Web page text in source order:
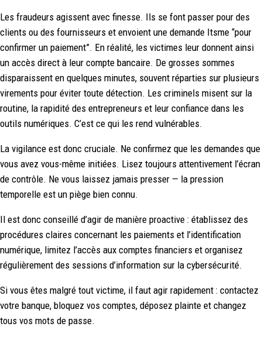
Les fraudeurs agissent avec finesse. Ils se font passer pour des
clients ou des fournisseurs et envoient une demande Itsme “pour
confirmer un paiement”. En réalité, les victimes leur donnent ainsi
un accès direct à leur compte bancaire. De grosses sommes
disparaissent en quelques minutes, souvent réparties sur plusieurs
virements pour éviter toute détection. Les criminels misent sur la
routine, la rapidité des entrepreneurs et leur confiance dans les
outils numériques. C’est ce qui les rend vulnérables.
La vigilance est donc cruciale. Ne confirmez que les demandes que
vous avez vous-même initiées. Lisez toujours attentivement l’écran
de contrôle. Ne vous laissez jamais presser — la pression
temporelle est un piège bien connu.
Il est donc conseillé d’agir de manière proactive : établissez des
procédures claires concernant les paiements et l’identification
numérique, limitez l’accès aux comptes financiers et organisez
régulièrement des sessions d’information sur la cybersécurité.
Si vous êtes malgré tout victime, il faut agir rapidement : contactez
votre banque, bloquez vos comptes, déposez plainte et changez
tous vos mots de passe.